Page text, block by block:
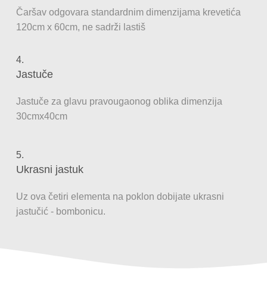
Čaršav odgovara standardnim dimenzijama krevetića
120cm x 60cm, ne sadrži lastiš
4.
Jastuče
Jastuče za glavu pravougaonog oblika dimenzija
30cmx40cm
5.
Ukrasni jastuk
Uz ova četiri elementa na poklon dobijate ukrasni
jastučić - bombonicu.